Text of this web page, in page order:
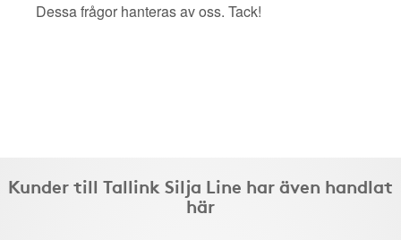
Dessa frågor hanteras av oss. Tack!
Kunder till Tallink Silja Line har även handlat
här